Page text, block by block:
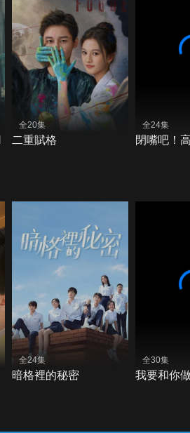
全20集
二重賦格
全24集
閉嘴吧！
全24集
暗格裡的秘密
全30集
我要和你